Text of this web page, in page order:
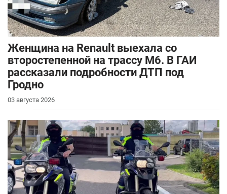
Женщина на Renault выехала со
второстепенной на трассу М6. В ГАИ
рассказали подробности ДТП под
Гродно
03 августа 2026